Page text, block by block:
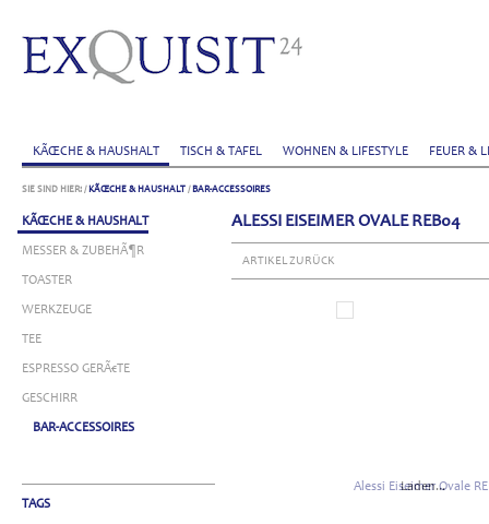
KÃŒCHE & HAUSHALT TISCH & TAFEL WOHNEN & LIFESTYLE FEUER &
SIE SIND HIER: / KÃŒCHE & HAUSHALT / BAR-ACCESSOIRES
KÃŒCHE & HAUSHALT
MESSER & ZUBEHÃ¶R
TOASTER
WERKZEUGE
TEE
ESPRESSO GERÃ€TE
GESCHIRR
BAR-ACCESSOIRES
TAGS
ALESSI EISEIMER OVALE REB04
ARTIKEL ZURÜCK
Laden...